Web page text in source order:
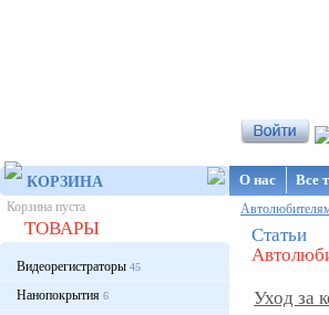
КОРЗИНА
Корзина пуста
ТОВАРЫ
Видеорегистраторы 45
Нанопокрытия 6
О нас Все
Статьи
Уход за